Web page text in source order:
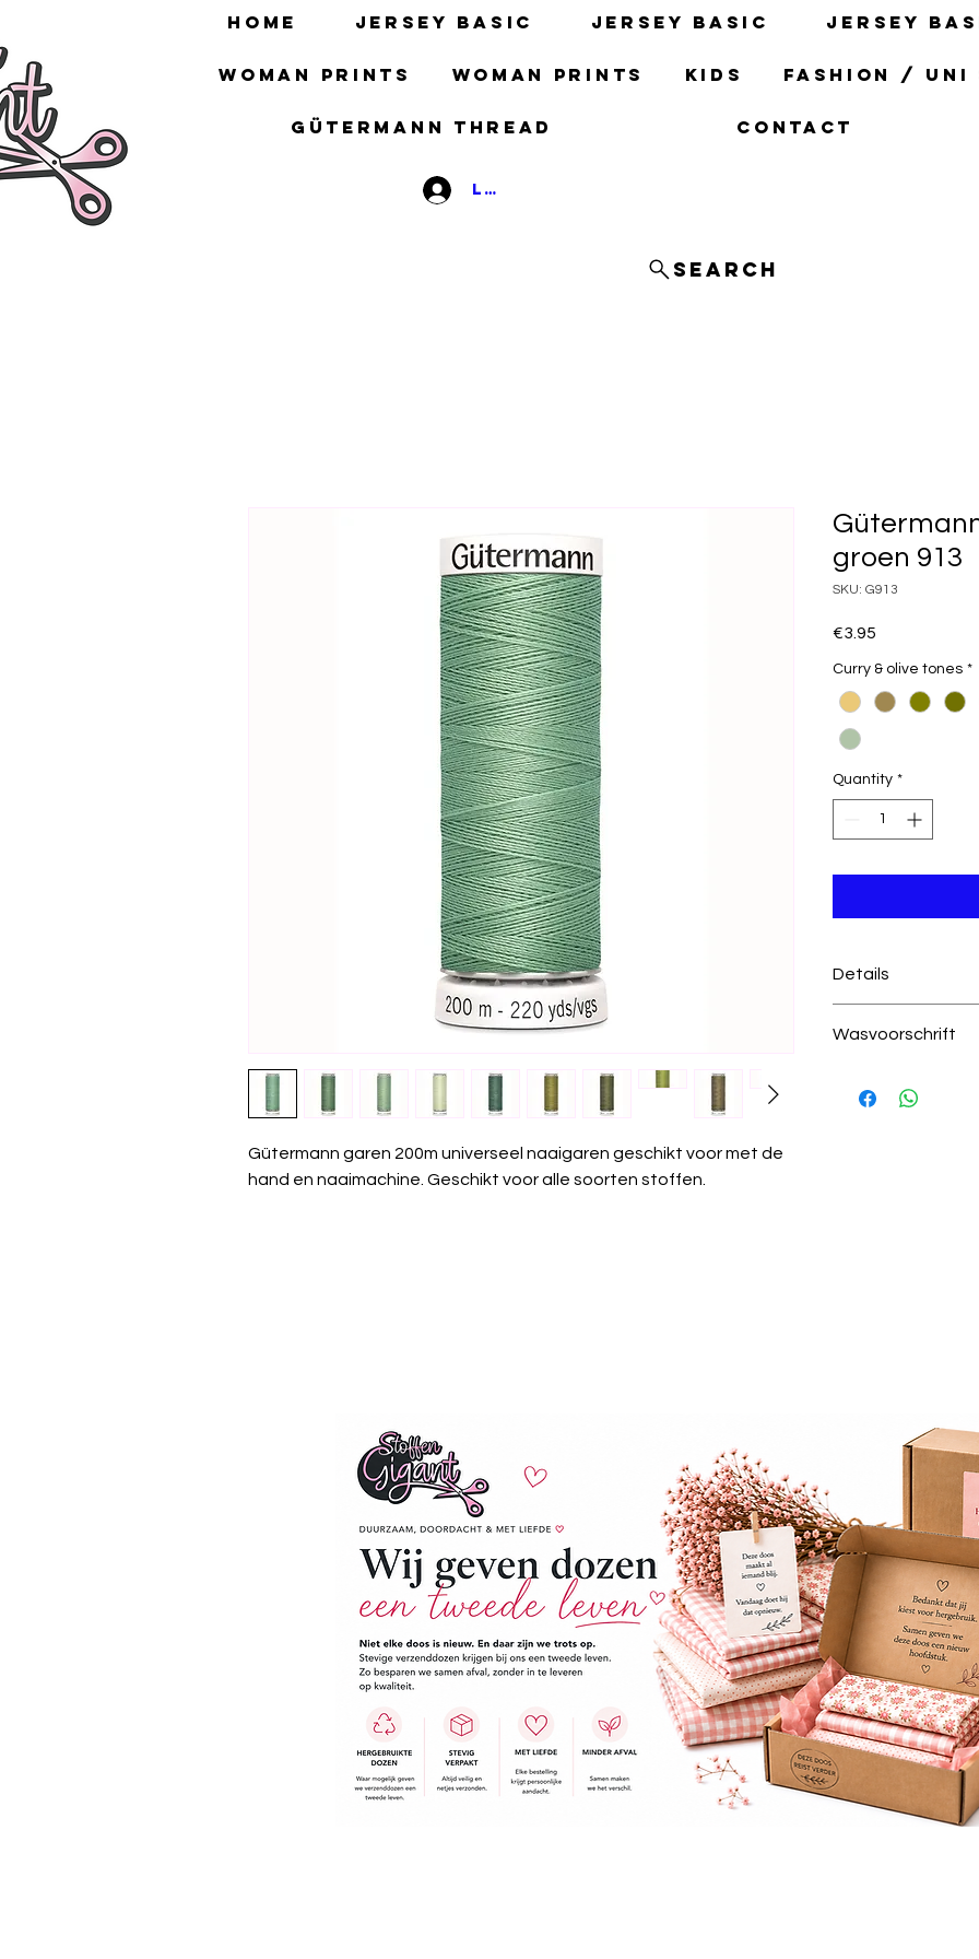
HOME Jersey basic Jersey basic Jersey
Woman prints Woman prints Kids fashion / uni
gütermann thread Contact
Log In
Search
Gütermann garen 200m universeel naaigaren geschikt voor met de
hand en naaimachine. Geschikt voor alle soorten stoffen.
groen 913
SKU: G913
€3.95
Curry & olive tones *
Quantity *
Details
100% polyester
Wasvoorschrift
wastemperatuur.